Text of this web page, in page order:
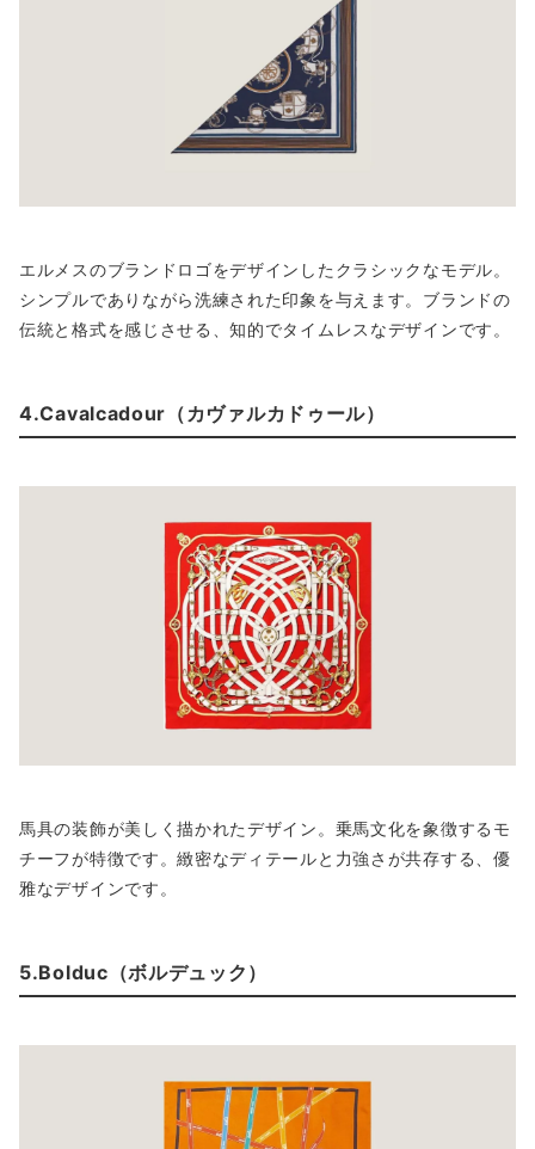
エルメスのブランドロゴをデザインしたクラシックなモデル。
シンプルでありながら洗練された印象を与えます。ブランドの
伝統と格式を感じさせる、知的でタイムレスなデザインです。
4.Cavalcadour（カヴァルカドゥール）
馬具の装飾が美しく描かれたデザイン。乗馬文化を象徴するモ
チーフが特徴です。緻密なディテールと力強さが共存する、優
雅なデザインです。
5.Bolduc（ボルデュック）